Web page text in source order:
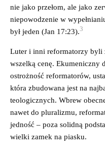
nie jako przełom, ale jako
niepowodzenie w
był jeden (Jan 17:23).3
Luter i inni reformatorzy byli
wszelką cenę. Ekumeniczny
ostrożność reformatorów,
która zbudowana jest na
teologicznych. Wbrew
nawet do pluralizmu,
jedność – poza solidną
wielki zamek na piasku.